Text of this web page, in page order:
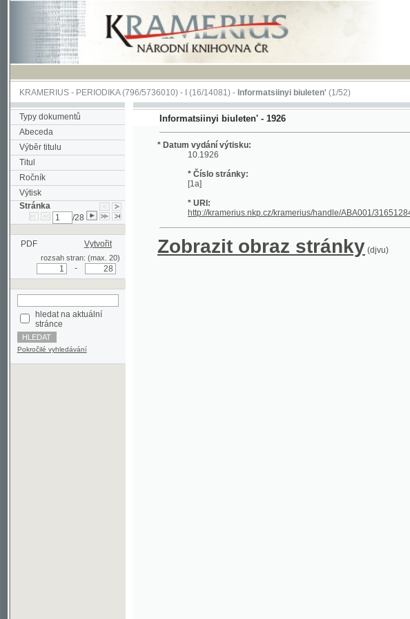
KRAMERIUS-PERIODIKA(796/5736010) -I(16/14081) -Informatsiinyi biuleten'(1/52)
Typy dokumentů
Abeceda
Výběr titulu
Titul
Ročník
Výtisk
Stránka
PDF Vytvořit
rozsah stran: (max. 20)
stránce
Pokročilé vyhledávání
Informatsiinyi biuleten' - 1926
* Datum vydání výtisku:
10.1926
* Číslo stránky:
* URI:
Zobrazit obraz stránky(djvu)